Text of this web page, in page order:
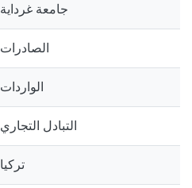
جامعة غرداية
الصادرات
الواردات
التبادل التجاري
تركيا